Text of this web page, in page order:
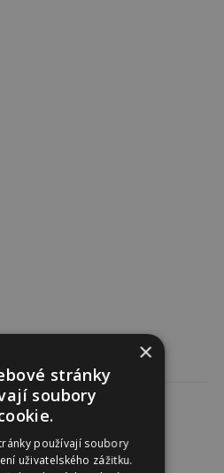
×
stránky
soubory
používají soubory
uživatelského zážitku.